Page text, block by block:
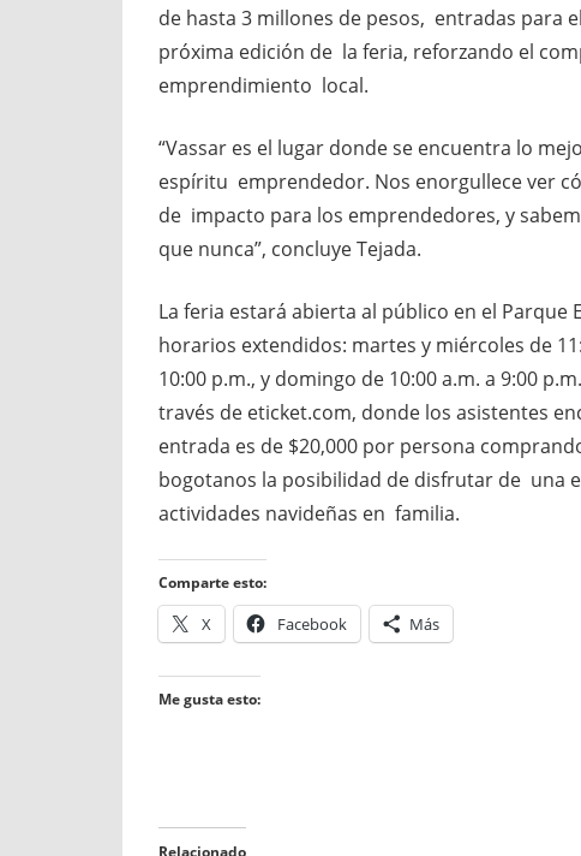
de hasta 3 millones de pesos, entradas para
próxima edición de la feria, reforzando el
emprendimiento local.
“Vassar es el lugar donde se encuentra lo
espíritu emprendedor. Nos enorgullece ver
de impacto para los emprendedores, y
que nunca”, concluye Tejada.
La feria estará abierta al público en el
horarios extendidos: martes y miércoles de
10:00 p.m., y domingo de 10:00 a.m. a 9:00
través de eticket.com, donde los asistentes
entrada es de $20,000 por persona
bogotanos la posibilidad de disfrutar de una
actividades navideñas en familia.
Comparte esto:
X Facebook Más
Me gusta esto:
Relacionado